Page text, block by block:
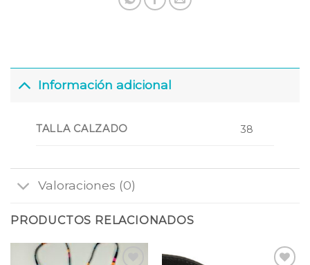
Información adicional
TALLA CALZADO 38
Valoraciones (0)
PRODUCTOS RELACIONADOS